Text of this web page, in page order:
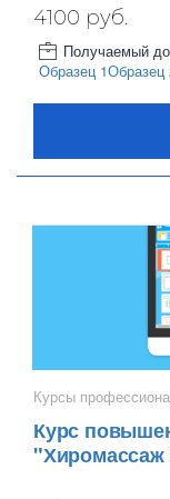
4100 руб.
Получаемый
Образец 1Образец
Курсы
Курс
"Хиромассаж